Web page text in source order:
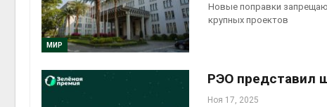
МИР
Новые поправки
крупных проектов
РЭО представил
Ноя 17, 2025